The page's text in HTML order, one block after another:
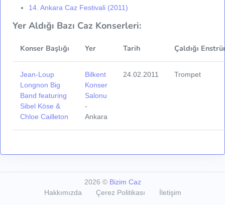
14. Ankara Caz Festivali (2011)
Yer Aldığı Bazı Caz Konserleri:
Konser Başlığı Yer Tarih Çaldığı
Jean-Loup
Longnon Big
Band featuring
Sibel Köse &
Chloe Cailleton
Bilkent
Konser
Salonu
-
Ankara
24.02.2011 Trompet
2026 © Bizim Caz
Hakkımızda
Çerez Politikası İletişim